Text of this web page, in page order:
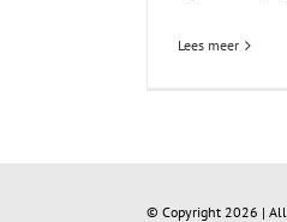
Lees meer
© Copyright 2026 | All